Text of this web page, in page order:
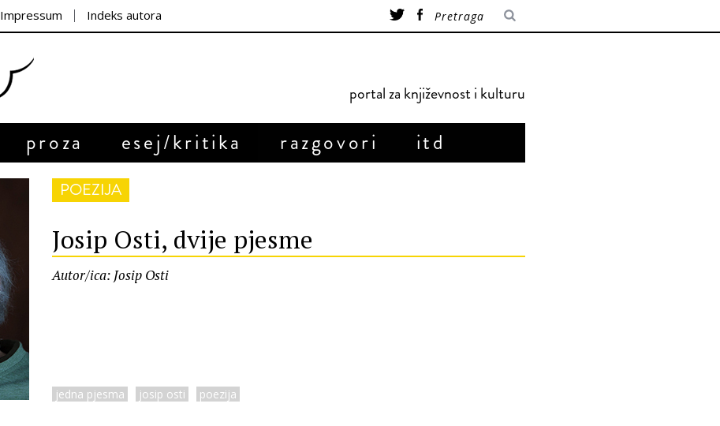
Impressum Indeks autora
portal za književnost i kulturu
proza esej/kritika razgovori itd
POEZIJA
Josip Osti, dvije pjesme
Autor/ica: Josip Osti
jedna pjesma josip osti poezija